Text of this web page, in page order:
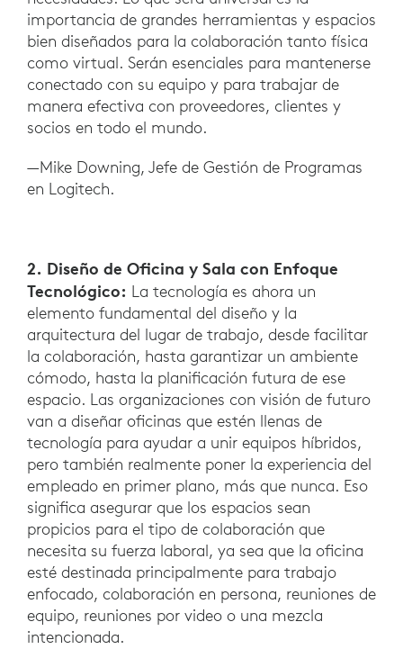
importancia de grandes herramientas y espacios
bien diseñados para la colaboración tanto física
como virtual. Serán esenciales para mantenerse
conectado con su equipo y para trabajar de
manera efectiva con proveedores, clientes y
socios en todo el mundo.
—Mike Downing, Jefe de Gestión de Programas
en Logitech.
2. Diseño de Oficina y Sala con Enfoque
Tecnológico: La tecnología es ahora un
elemento fundamental del diseño y la
arquitectura del lugar de trabajo, desde facilitar
la colaboración, hasta garantizar un ambiente
cómodo, hasta la planificación futura de ese
espacio. Las organizaciones con visión de futuro
van a diseñar oficinas que estén llenas de
tecnología para ayudar a unir equipos híbridos,
pero también realmente poner la experiencia del
empleado en primer plano, más que nunca. Eso
significa asegurar que los espacios sean
propicios para el tipo de colaboración que
necesita su fuerza laboral, ya sea que la oficina
esté destinada principalmente para trabajo
enfocado, colaboración en persona, reuniones de
equipo, reuniones por video o una mezcla
intencionada.